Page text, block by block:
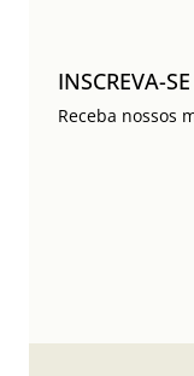
INSCREVA-SE
Receba nossos